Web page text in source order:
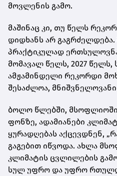
მოვლენის გამო.
მაშინაც კი, თუ წელს
დიდხანს არ გაგრძელდება.
პრაქტიკულად
მომავალ წელს, 2027 წელს,
ამჟამინდელი რეკორდი
შესაძლოა,
ბოლო წლებში, მსოფლიოში
ფონზე, ადამიანები
ყურადღებას აქცევდნენ,
გაგებით იწვოდა. ახლა
კლიმატის ცვლილების
სულ უფრო და უფრო